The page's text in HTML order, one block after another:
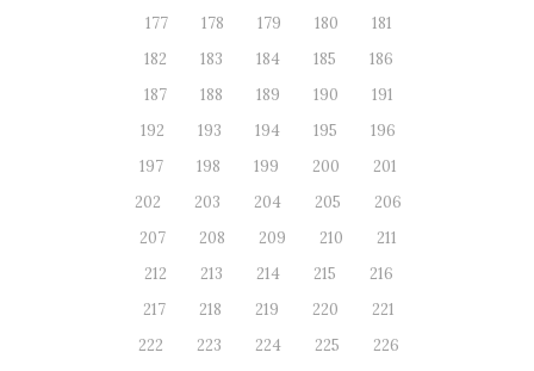
177
178 179 180
181
182
183 184 185
186
187
188 189 190
191
192
193 194 195
196
197
198 199 200
201
202
203 204 205
206
207
208 209 210
211
212
213 214 215
216
217
218 219 220
221
222
223 224 225
226